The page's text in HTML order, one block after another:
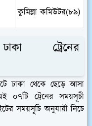
কুমিল্লা কমিউটর(৮৯)
ট্রেনের
ঢাকা থেকে ছেড়ে আসা
০৭টি ট্রেনের সময়সূচী
সময়সূচি অনুযায়ী নিচে